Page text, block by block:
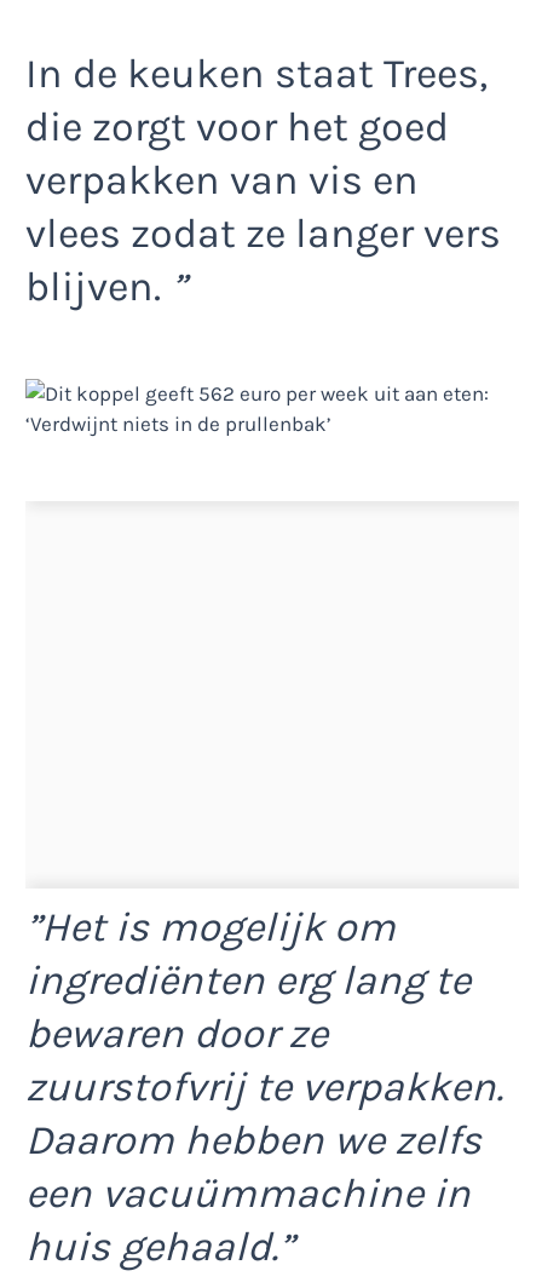
In de keuken staat Trees,
die zorgt voor het goed
verpakken van vis en
vlees zodat ze langer vers
blijven. ”
”Het is mogelijk om
ingrediënten erg lang te
bewaren door ze
zuurstofvrij te verpakken.
Daarom hebben we zelfs
een vacuümmachine in
huis gehaald.”